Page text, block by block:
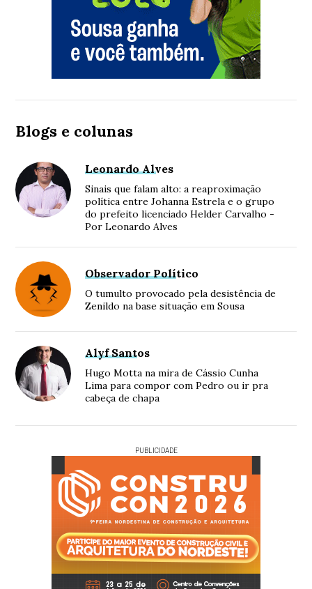
Blogs e colunas
Leonardo Alves
Sinais que falam alto: a reaproximação
política entre Johanna Estrela e o grupo
do prefeito licenciado Helder Carvalho -
Por Leonardo Alves
Observador Político
O tumulto provocado pela desistência de
Zenildo na base situação em Sousa
Alyf Santos
Hugo Motta na mira de Cássio Cunha
Lima para compor com Pedro ou ir pra
cabeça de chapa
PUBLICIDADE